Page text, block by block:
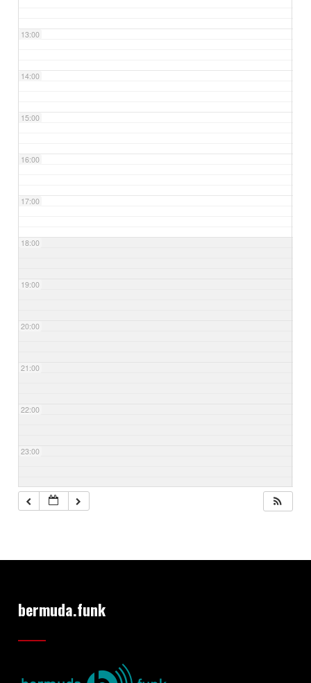
13:00
14:00
15:00
16:00
17:00
18:00
19:00
20:00
21:00
22:00
23:00
bermuda.funk